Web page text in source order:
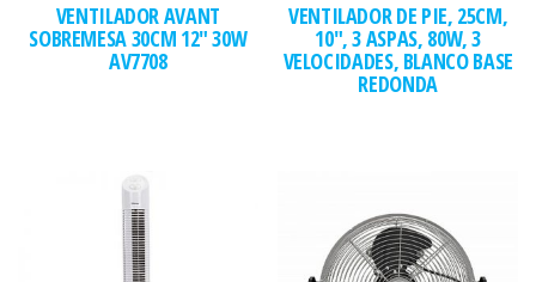
VENTILADOR AVANT
SOBREMESA 30CM 12″ 30W
AV7708
VENTILADOR DE PIE, 25CM,
10″, 3 ASPAS, 80W, 3
VELOCIDADES, BLANCO BASE
REDONDA